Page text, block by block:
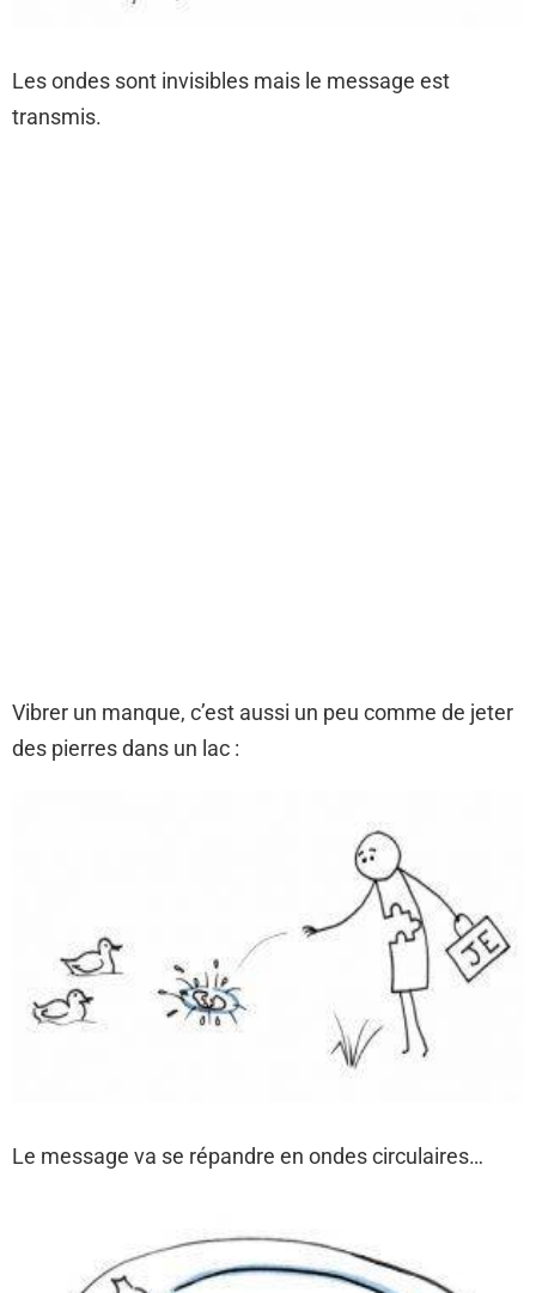
Les ondes sont invisibles mais le message est
transmis.
Vibrer un manque, c’est aussi un peu comme de jeter
des pierres dans un lac :
Le message va se répandre en ondes circulaires…